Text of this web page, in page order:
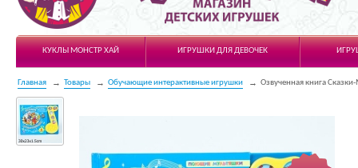
Чудесарик
КУКЛЫ МОНСТР ХАЙ
ИГРУШКИ ДЛЯ ДЕВОЧЕК
Главная Товары Обучающие интерактивные игрушки Озвученная книга